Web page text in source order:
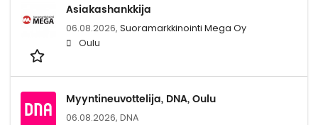
Asiakashankkija
06.08.2026, Suoramarkkinointi Mega Oy
Oulu
Myyntineuvottelija, DNA, Oulu
06.08.2026, DNA